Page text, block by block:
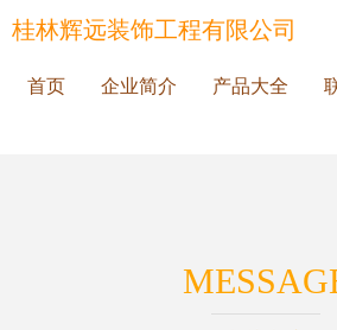
桂林辉远装饰工程有限公司
首页 企业简介 产品大全